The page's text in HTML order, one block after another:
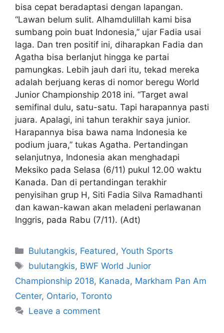
bisa cepat beradaptasi dengan lapangan.
“Lawan belum sulit. Alhamdulillah kami bisa
sumbang poin buat Indonesia,” ujar Fadia usai
laga. Dan tren positif ini, diharapkan Fadia dan
Agatha bisa berlanjut hingga ke partai
pamungkas. Lebih jauh dari itu, tekad mereka
adalah berjuang keras di nomor beregu World
Junior Championship 2018 ini. “Target awal
semifinal dulu, satu-satu. Tapi harapannya pasti
juara. Apalagi, ini tahun terakhir saya junior.
Harapannya bisa bawa nama Indonesia ke
podium juara,” tukas Agatha. Pertandingan
selanjutnya, Indonesia akan menghadapi
Meksiko pada Selasa (6/11) pukul 12.00 waktu
Kanada. Dan di pertandingan terakhir
penyisihan grup H, Siti Fadia Silva Ramadhanti
dan kawan-kawan akan meladeni perlawanan
Inggris, pada Rabu (7/11). (Adt)
Bulutangkis, Featured ,Youth Sports
bulutangkis, BWF World Junior
Championship 2018, Kanada, Markham Pan Am
Center, Ontario, Toronto
Leave a comment